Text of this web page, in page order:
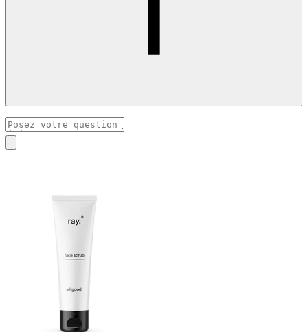
En cas de rosacée, la peau est particulièrement sensible.
C’est pourquoi nous recommandons généralement un
exfoliant non mécanique, comme le sérum exfoliant.
à la couperose.